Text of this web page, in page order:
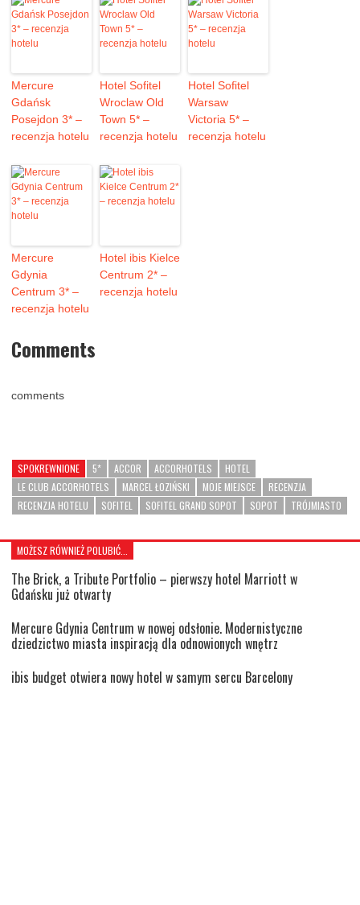
Mercure
Gdańsk
Posejdon 3* –
recenzja hotelu
Hotel Sofitel
Wroclaw Old
Town 5* –
recenzja hotelu
Hotel Sofitel
Warsaw
Victoria 5* –
recenzja hotelu
Mercure
Gdynia
Centrum 3* –
recenzja hotelu
Hotel ibis Kielce
Centrum 2* –
recenzja hotelu
Comments
comments
SPOKREWNIONE 5* ACCOR ACCORHOTELS
HOTEL
LE CLUB ACCORHOTELS
MARCEL ŁOZIŃSKI MOJE MIEJSCE
RECENZJA
RECENZJA HOTELU
SOFITEL SOFITEL GRAND SOPOT SOPOT TRÓJMIASTO
MOŻESZ RÓWNIEŻ POLUBIĆ...
The Brick, a Tribute Portfolio – pierwszy hotel Marriott w
Gdańsku już otwarty
Mercure Gdynia Centrum w nowej odsłonie. Modernistyczne
dziedzictwo miasta inspiracją dla odnowionych wnętrz
ibis budget otwiera nowy hotel w samym sercu Barcelony